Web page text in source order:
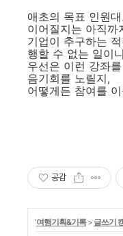
애초의 목표 인원
이어질지는 아직까
기업이 추구하는
행할 수 없는 일이
우선은 이런 강좌
음기회를 노릴지,
어떻게든 참여를
공감
'여행기획&기록> 글쓰기